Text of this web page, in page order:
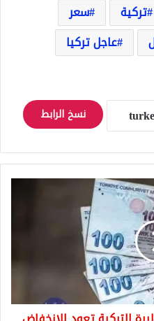
تركية
سعر
عاجل تركيا
نسخ الرابط